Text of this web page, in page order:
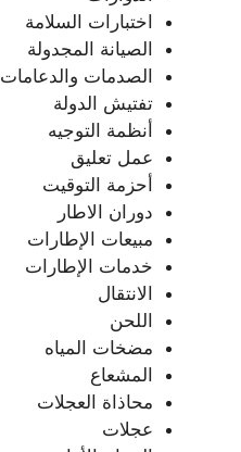
اختبارات السلامة
الصيانة المجدولة
الصدمات والدعامات
تفتيش الدولة
أنظمة التوجيه
عمل تعليق
أحزمة التوقيت
دوران الاطار
مبيعات الإطارات
خدمات الإطارات
الانتقال
اللحن
مضخات المياه
المشعاع
محاذاة العجلات
عجلات